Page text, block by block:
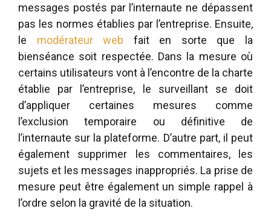
messages postés par l’internaute ne dépassent
pas les normes établies par l’entreprise. Ensuite,
le modérateur web fait en sorte que la
bienséance soit respectée. Dans la mesure où
certains utilisateurs vont à l’encontre de la charte
établie par l’entreprise, le surveillant se doit
d’appliquer certaines mesures comme
l’exclusion temporaire ou définitive de
l’internaute sur la plateforme. D’autre part, il peut
également supprimer les commentaires, les
sujets et les messages inappropriés. La prise de
mesure peut être également un simple rappel à
l’ordre selon la gravité de la situation.